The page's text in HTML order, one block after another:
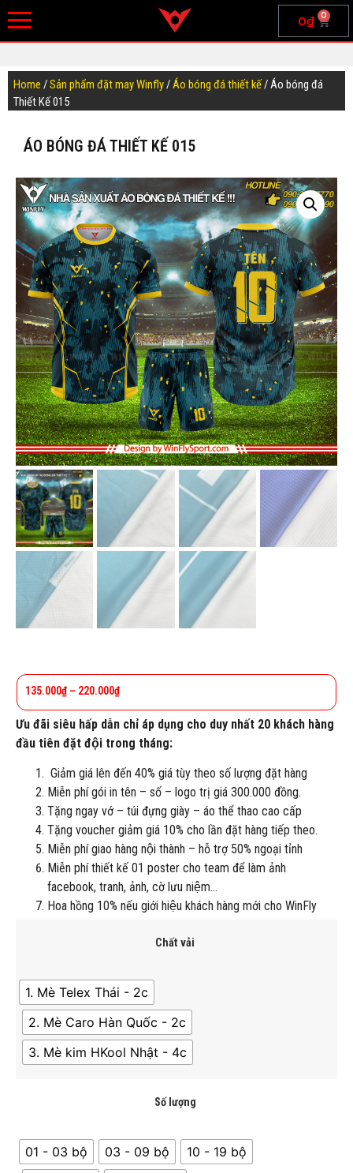
0₫ 0
Home /Sản phẩm đặt may Winfly/Áo bóng đá thiết kế/ Áo bóng đá
Thiết Kế 015
ÁO BÓNG ĐÁ THIẾT KẾ 015
135.000₫ – 220.000₫
Ưu đãi siêu hấp dẫn chỉ áp dụng cho duy nhất 20 khách hàng
đầu tiên đặt đội trong tháng:
Giảm giá lên đến 40% giá tùy theo số lượng đặt hàng
Miễn phí gói in tên – số – logo trị giá 300.000 đồng.
Tặng ngay vớ – túi đựng giày – áo thể thao cao cấp
Tặng voucher giảm giá 10% cho lần đặt hàng tiếp theo.
Miễn phí giao hàng nội thành – hỗ trợ 50% ngoại tỉnh
Miễn phí thiết kế 01 poster cho team để làm ảnh
facebook, tranh, ảnh, cờ lưu niệm…
Hoa hồng 10% nếu giới hiệu khách hàng mới cho WinFly
Chất vải
1. Mè Telex Thái - 2c
2. Mè Caro Hàn Quốc - 2c
3. Mè kim HKool Nhật - 4c
Số lượng
01 - 03 bộ 03 - 09 bộ
10 - 19 bộ